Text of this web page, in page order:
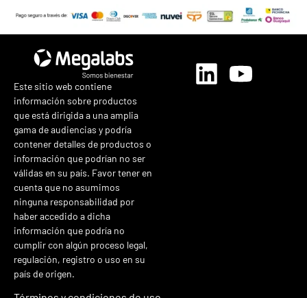
Este sitio web contiene
información sobre productos
que está dirigida a una amplia
gama de audiencias y podría
contener detalles de productos o
información que podrían no ser
válidas en su país. Favor tener en
cuenta que no asumimos
ninguna responsabilidad por
haber accedido a dicha
información que podría no
cumplir con algún proceso legal,
regulación, registro o uso en su
país de origen.